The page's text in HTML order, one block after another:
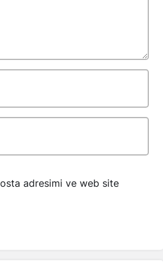
adresimi ve web site